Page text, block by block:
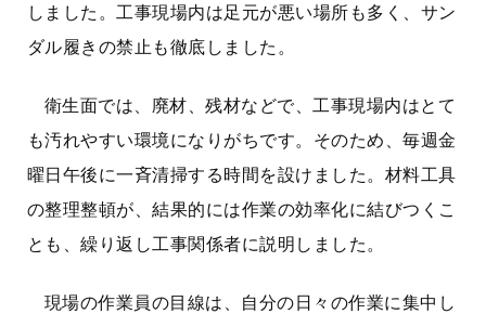
しました。工事現場内は足元が悪い場所も多く、サン
ダル履きの禁止も徹底しました。
衛生面では、廃材、残材などで、工事現場内はとて
も汚れやすい環境になりがちです。そのため、毎週金
曜日午後に一斉清掃する時間を設けました。材料工具
の整理整頓が、結果的には作業の効率化に結びつくこ
とも、繰り返し工事関係者に説明しました。
現場の作業員の目線は、自分の日々の作業に集中し